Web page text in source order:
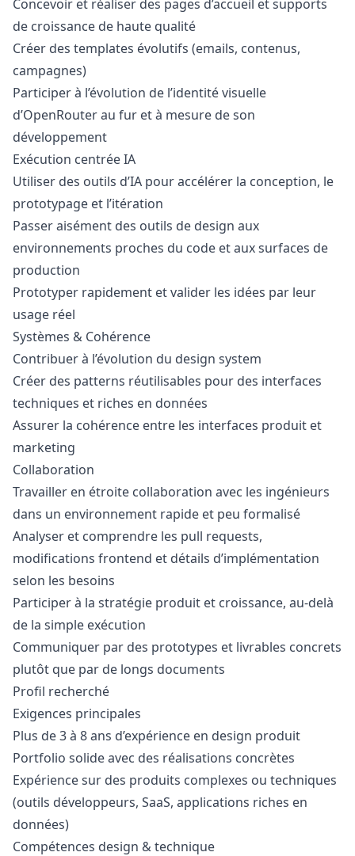
Concevoir et réaliser des pages d’accueil et supports
de croissance de haute qualité
Créer des templates évolutifs (emails, contenus,
campagnes)
Participer à l’évolution de l’identité visuelle
d’OpenRouter au fur et à mesure de son
développement
Exécution centrée IA
Utiliser des outils d’IA pour accélérer la conception, le
prototypage et l’itération
Passer aisément des outils de design aux
environnements proches du code et aux surfaces de
production
Prototyper rapidement et valider les idées par leur
usage réel
Systèmes & Cohérence
Contribuer à l’évolution du design system
Créer des patterns réutilisables pour des interfaces
techniques et riches en données
Assurer la cohérence entre les interfaces produit et
marketing
Collaboration
Travailler en étroite collaboration avec les ingénieurs
dans un environnement rapide et peu formalisé
Analyser et comprendre les pull requests,
modifications frontend et détails d’implémentation
selon les besoins
Participer à la stratégie produit et croissance, au-delà
de la simple exécution
Communiquer par des prototypes et livrables concrets
plutôt que par de longs documents
Profil recherché
Exigences principales
Plus de 3 à 8 ans d’expérience en design produit
Portfolio solide avec des réalisations concrètes
Expérience sur des produits complexes ou techniques
(outils développeurs, SaaS, applications riches en
données)
Compétences design & technique